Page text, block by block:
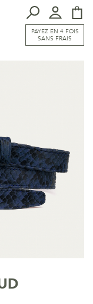
PAYEZ EN 4 FOIS
SANS FRAIS